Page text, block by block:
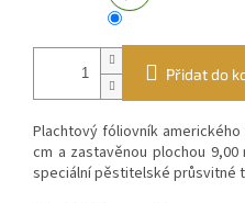
Přidat do
Plachtový fóliovník
cm a zastavěnou plochou 9,00
speciálnípěstitelské průsvitné